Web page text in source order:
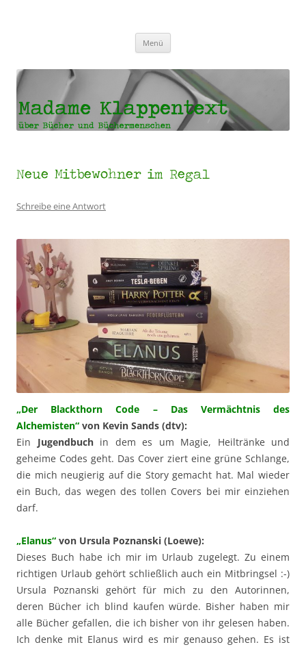
Menü
Neue Mitbewohner im Regal
Schreibe eine Antwort
„Der Blackthorn Code – Das Vermächtnis des
Alchemisten“ von Kevin Sands (dtv):
Ein Jugendbuchin dem es um Magie, Heiltränke und
geheime Codes geht. Das Cover ziert eine grüne Schlange,
die mich neugierig auf die Story gemacht hat. Mal wieder
ein Buch, das wegen des tollen Covers bei mir einziehen
darf.
„Elanus“ von Ursula Poznanski (Loewe):
Dieses Buch habe ich mir im Urlaub zugelegt. Zu einem
richtigen Urlaub gehört schließlich auch ein Mitbringsel :-)
Ursula Poznanski gehört für mich zu den Autorinnen,
deren Bücher ich blind kaufen würde. Bisher haben mir
alle Bücher gefallen, die ich bisher von ihr gelesen haben.
Ich denke mit Elanus wird es mir genauso gehen. Es ist